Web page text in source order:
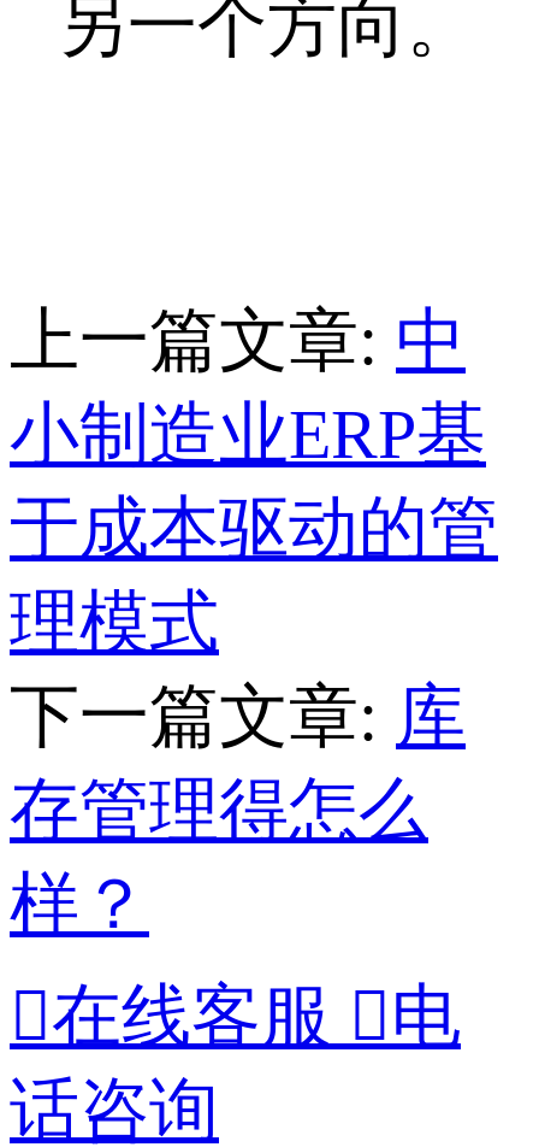
另一个方向。
上一篇文章: 中
小制造业ERP基
于成本驱动的管
理模式
下一篇文章: 库
存管理得怎么
样？
在线客服 电
话咨询